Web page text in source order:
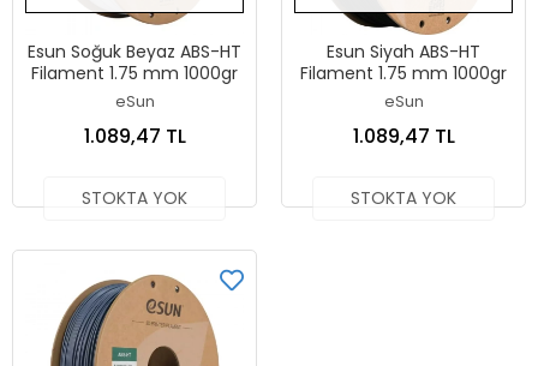
Esun Soğuk Beyaz ABS-HT
Filament 1.75 mm 1000gr
eSun
1.089,47 TL
STOKTA YOK
Esun Siyah ABS-HT
Filament 1.75 mm 1000gr
eSun
1.089,47 TL
STOKTA YOK